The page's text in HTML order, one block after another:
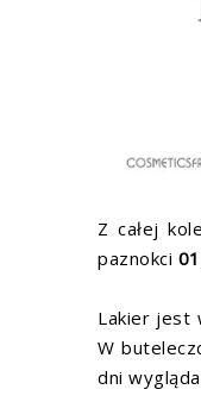
Z całej
paznokci
Lakier jest
W
dni